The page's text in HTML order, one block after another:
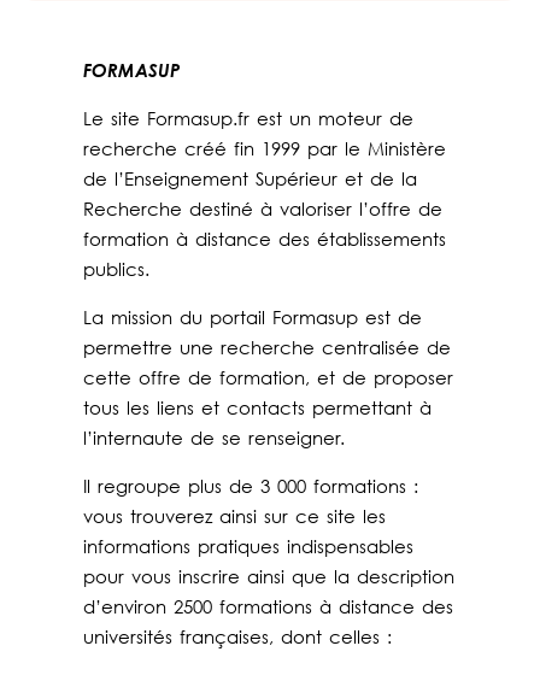
FORMASUP
Le site Formasup.fr est un moteur de
recherche créé fin 1999 par le Ministère
de l’Enseignement Supérieur et de la
Recherche destiné à valoriser l’offre de
formation à distance des établissements
publics.
La mission du portail Formasup est de
permettre une recherche centralisée de
cette offre de formation, et de proposer
tous les liens et contacts permettant à
l’internaute de se renseigner.
Il regroupe plus de 3 000 formations :
vous trouverez ainsi sur ce site les
informations pratiques indispensables
pour vous inscrire ainsi que la description
d’environ 2500 formations à distance des
universités françaises, dont celles :